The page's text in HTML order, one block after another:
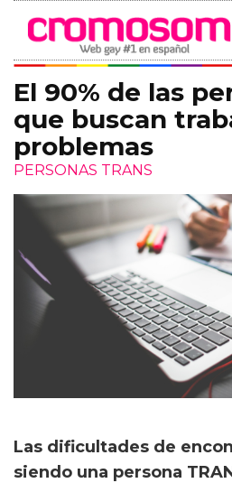
El 90% de las
que buscan
problemas
PERSONAS TRANS
Las dificultades de
siendo una persona